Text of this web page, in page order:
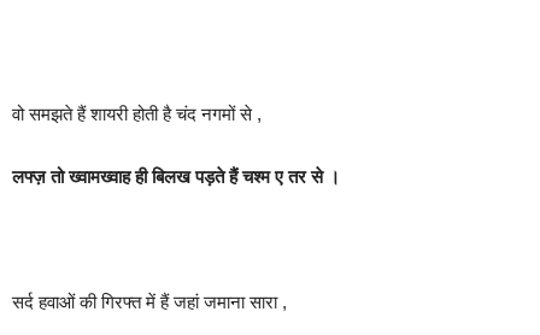
वो समझते हैं शायरी होती है चंद नगमों से ,
लफ्ज़ तो ख्वामख्वाह ही बिलख पड़ते हैं चश्म ए तर से ।
सर्द हवाओं की गिरफ्त में हैं जहां जमाना सारा ,